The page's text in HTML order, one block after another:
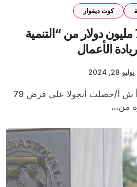
كوت ديفوار
أنجولا تقترض 79 مليون دولار من “التنمية
الأعمال
يوليو 28, 2024
من...